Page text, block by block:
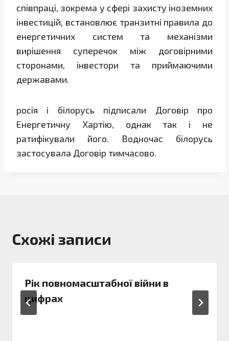
співпраці, зокрема у сфері захисту іноземних
інвестицій, встановлює транзитні правила до
енергетичних систем та механізми
вирішення суперечок між договірними
сторонами, інвестори та приймаючими
державами.
росія і білорусь підписали Договір про
Енергетичну Хартію, однак так і не
ратифікували його. Водночас білорусь
застосувала Договір тимчасово.
Схожі записи
Рік повномасштабної війни в
цифрах